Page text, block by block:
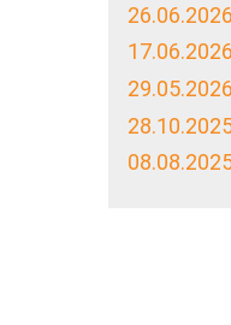
26.06.2026
17.06.2026
29.05.2026